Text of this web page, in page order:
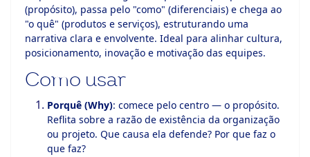
(propósito), passa pelo "como" (diferenciais) e chega ao
"o quê" (produtos e serviços), estruturando uma
narrativa clara e envolvente. Ideal para alinhar cultura,
posicionamento, inovação e motivação das equipes.
Como usar
Porquê (Why): comece pelo centro — o propósito.
Reflita sobre a razão de existência da organização
ou projeto. Que causa ela defende? Por que faz o
que faz?